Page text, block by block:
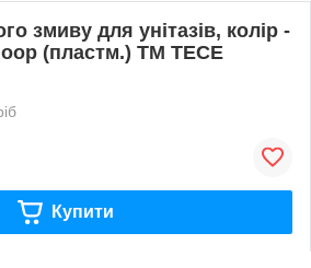
змиву для унітазів, колір -
(пластм.) ТМ ТЕСЕ
Купити